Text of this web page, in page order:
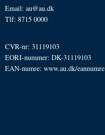
Email: au@au.dk
Tlf: 8715 0000
CVR-nr: 31119103
EORI-nummer: DK-31119103
EAN-numre: www.au.dk/eannumre